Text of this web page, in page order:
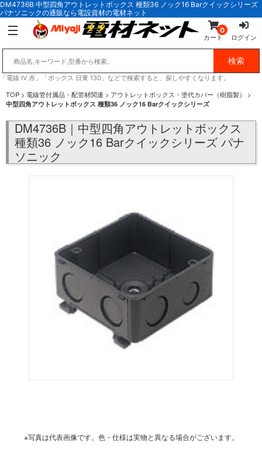
DM4736B 中型四角アウトレットボックス 種類36 ノック16 Barクイックシリーズ
パナソニックの通販なら電設資材の電材ネット
0
カート ログイン
「電線 IV 赤」「ボックス 日東 130」などで検索すると、探しやすくなります。
TOP > 電線管付属品・配管材関連 > アウトレットボックス・塗代カバー（樹脂製） >
中型四角アウトレットボックス 種類36 ノック16 Barクイックシリーズ
DM4736B｜中型四角アウトレットボックス
種類36 ノック16 Barクイックシリーズ パナ
ソニック
※写真は代表画像です。色・仕様は実物と異なる場合がございます。